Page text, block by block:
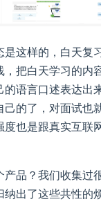
是这样的，白天复
，把白天学习的内
的语言口述表达出
己的了，对面试也
度也是跟真实互联
产品？我们收集过
出了这些共性的